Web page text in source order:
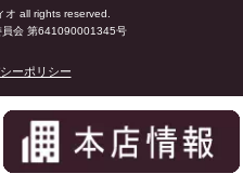
all rights reserved.
員会 第641090001345号
ーポリシー